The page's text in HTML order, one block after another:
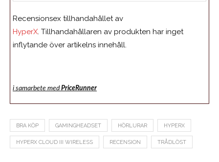
Recensionsex tillhandahållet av
HyperX. Tillhandahållaren av produkten har inget
inflytande över artikelns innehåll.
i samarbete medPriceRunner
BRA KÖP GAMINGHEADSET HÖRLURAR HYPERX
HYPERX CLOUD III WIRELESS RECENSION TRÅDLÖST